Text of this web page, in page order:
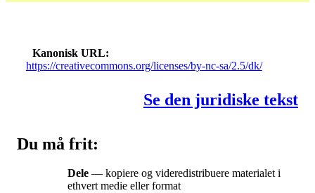
Kanonisk URL
https://creativecommons.org/licenses/by-nc-sa/2.5/dk/
Se den juridiske tekst
Du må frit:
Dele — kopiere og videredistribuere materialet i
ethvert medie eller format